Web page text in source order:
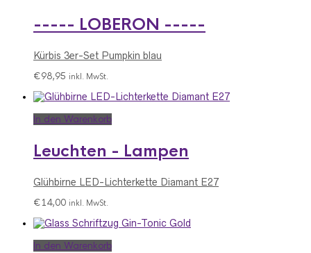
----- LOBERON -----
Kürbis 3er-Set Pumpkin blau
€98,95 inkl. MwSt.
In den Warenkorb
Leuchten - Lampen
Glühbirne LED-Lichterkette Diamant E27
€14,00 inkl. MwSt.
In den Warenkorb